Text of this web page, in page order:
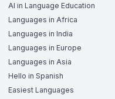
AI in Language Education
Languages in Africa
Languages in India
Languages in Europe
Languages in Asia
Hello in Spanish
Easiest Languages